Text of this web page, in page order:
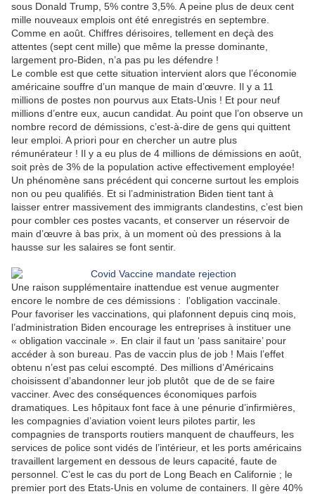
sous Donald Trump, 5% contre 3,5%. A peine plus de deux cent
mille nouveaux emplois ont été enregistrés en septembre.
Comme en août. Chiffres dérisoires, tellement en deçà des
attentes (sept cent mille) que même la presse dominante,
largement pro-Biden, n’a pas pu les défendre !
Le comble est que cette situation intervient alors que l’économie
américaine souffre d’un manque de main d’œuvre. Il y a 11
millions de postes non pourvus aux Etats-Unis ! Et pour neuf
millions d’entre eux, aucun candidat. Au point que l’on observe un
nombre record de démissions, c’est-à-dire de gens qui quittent
leur emploi. A priori pour en chercher un autre plus
rémunérateur ! Il y a eu plus de 4 millions de démissions en août,
soit près de 3% de la population active effectivement employée!
Un phénomène sans précédent qui concerne surtout les emplois
non ou peu qualifiés. Et si l’administration Biden tient tant à
laisser entrer massivement des immigrants clandestins, c’est bien
pour combler ces postes vacants, et conserver un réservoir de
main d’œuvre à bas prix, à un moment où des pressions à la
hausse sur les salaires se font sentir.
Une raison supplémentaire inattendue est venue augmenter
encore le nombre de ces démissions :
l’obligation vaccinale.
Pour favoriser les vaccinations, qui plafonnent depuis cinq mois,
l’administration Biden encourage les entreprises à instituer une
« obligation vaccinale ». En clair il faut un ‘pass sanitaire’ pour
accéder à son bureau. Pas de vaccin plus de job ! Mais l’effet
obtenu n’est pas celui escompté. Des millions d’Américains
choisissent d’abandonner leur job plutôt que de de se faire
vacciner. Avec des conséquences économiques parfois
dramatiques. Les hôpitaux font face à une pénurie d’infirmières,
les compagnies d’aviation voient leurs pilotes partir, les
compagnies de transports routiers manquent de chauffeurs, les
services de police sont vidés de l’intérieur, et les ports américains
travaillent largement en dessous de leurs capacité, faute de
personnel. C’est le cas du port de Long Beach en Californie ; le
premier port des Etats-Unis en volume de containers. Il gère 40%